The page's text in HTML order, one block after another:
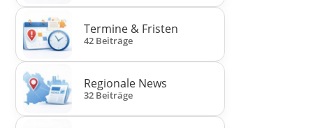
Termine & Fristen
42 Beiträge
Regionale News
32 Beiträge